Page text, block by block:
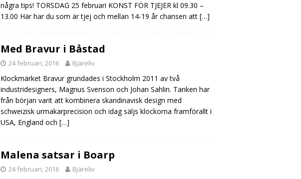
några tips! TORSDAG 25 februari KONST FÖR TJEJER kl 09.30 –
13.00 Här har du som är tjej och mellan 14-19 år chansen att […]
Med Bravur i Båstad
24 februari, 2016 Bjäreliv
Klockmärket Bravur grundades i Stockholm 2011 av två
industridesigners, Magnus Svenson och Johan Sahlin. Tanken har
från början varit att kombinera skandinavisk design med
schweizisk urmakarprecision och idag säljs klockorna framförallt i
USA, England och […]
Malena satsar i Boarp
24 februari, 2016 Bjäreliv